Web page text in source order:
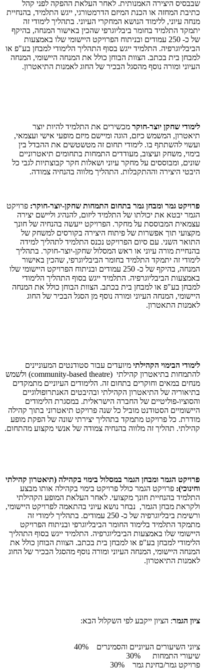
שבבסיס היצירה האמנותית. לאחר העלאת ההפקה לפני קהל
כתיבת המחזה או הכנת המיזם הדרמטורגי, ייגש התלמיד, בהנחיית
מנחה עיוני, ללימוד הנושא המחקרי העיוני. בתהליך לימודי זה
יתמקד התלמיד בחומר ביבליוגרפי שהכין באישור המנחה, בהיקף
של כ- 250 עמודים ובניתוח הפרויקט היישומי שלו באמצעות
הביבליוגרפיה. התלמיד ייגש בסוף התהליך הלימודי למבחן בע"פ או
למבחן בית בכתב. הצוות הבוחן כולל את המנחה היישומי, המנחה
העיוני ומורה נוסף מהסגל הבכיר של החוג לאמנות התיאטרון.
לימודי שחקן יוצר-חוקר מכשירים את התלמיד להיות יוצר
תיאטרון, המשמש כיזם, הוגה ומיישם מיזם מופעי אישי ועצמאי,
ועשוי להשתתף בו. לימודי תחום זה מטשטשים את ההבדל בין
בימוי, משחק ועיצוב, מעודדים התמחות בתחומים תיאטרוניים
שונים, ומבוססים על מחקר עיוני ושאלות חקר קבוצתיות לגבי כל
היבטי היצירה וההתקבלות. התהליך מלווה בהנחיה צמודה.
פרויקט גמר ומבחן גמר בתחום התמחות שחקן-יוצר-חוקר: פרויקט
הגמר יבטא את יכולתו של התלמיד ליזום, להנהיג וליישם יצירה
עצמאית המבוססת על מחקר. הפרויקט ייעשה בהנחיה של חונך
מקצועי תוך אפשרות של פיתוח היצירה בקורסים למשחק של
התואר השני. עם סיום הפרויקט נכנס התלמיד לתהליך למידה
בהנחיית מורה עיוני או ראש המסלול שחקן-יוצר-חוקר. בתהליך
לימודי זה יתמקד התלמיד בחומר הביבליוגרפי, שהכין באישור
המנחה, בהיקף של כ- 250 עמודים ובניתוח הפרויקט היישומי שלו
באמצעות הביבליוגרפיה. התלמיד ייגש בסוף התהליך הלימודי
למבחן בע"פ או למבחן בית בכתב. הצוות הבוחן כולל את המנחה
היישומי, המנחה העיוני ומורה נוסף מן הסגל הבכיר של החוג
לאמנות התאטרון.
לימודי הבימוי הקהילתי מיועדים עבור סטודנטים המעוניינים
להתמחות בתיאטרון קהילתי (community-based theatre) ולשמש
מנחים במאים וחוקרים בתחום זה. הלימודים העיוניים מתמקדים
בתיאוריה של התיאטרון הקהילתי ובהיבטים האנתרופולוגיים
והסוציו-פוליטיים של החברה הישראלית. במסגרת הלימודים
היישומיים הסטודנט מוביל כל שנה פרויקט תיאטרוני בתוך קהילה
מודרת. כל פרויקט מתמקד בתהליך יצירתי שונה של הפקת מופע
קהילתי. תהליך זה מלווה בהנחיה צמודה של אנשי מקצוע מהתחום.
פרויקט הגמר ומבחן הגמר במסלול בימוי בקהילה (תיאטרון קהילתי
וחינוכי): פרויקט הגמר כולל פרויקט בימוי בקהילה אותו מבצע
התלמיד בהנחיית חונך מקצועי. לאחר העלאת המופע הקהילתי
ולקראת מבחן הגמר, נבחר נושא עיוני בהתאמה לפרויקט היישומי,
ורשימת ביבליוגרפיה של כ- 250 עמודים. בתהליך לימודי זה
מתמקד התלמיד בלימוד החומר הביבליוגרפי ובניתוח הפרויקט
היישומי שלו באמצעות הביבליוגרפיה. התלמיד ייגש בסוף התהליך
הלימודי למבחן בע"פ או למבחן בית בכתב. הצוות הבוחן כולל את
המנחה היישומי, המנחה העיוני ומורה נוסף מהסגל הבכיר של החוג
לאמנות התיאטרון.
ציון הגמר: הציון ייקבע לפי השקלול הבא:
ציוני השיעורים העיוניים והסמינרים 40%
שיעורי התמחות 30%
פרויקט גמר/בחינת גמר 30%